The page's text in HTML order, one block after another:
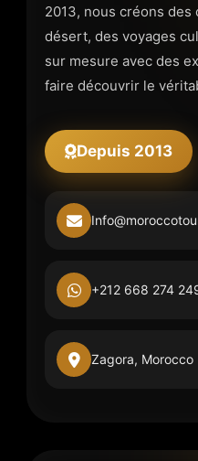
2013, nous créons
désert, des voyages
sur mesure avec des
faire découvrir le
Depuis 2013
+212 668 274
Zagora, Morocco